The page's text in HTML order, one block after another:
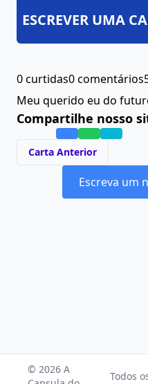
0 curtidas0 comentários
Meu querido eu do
Compartilhe nosso
Carta Anterior
Escreva um
ESCREVER UMA
© 2026 A
Todos